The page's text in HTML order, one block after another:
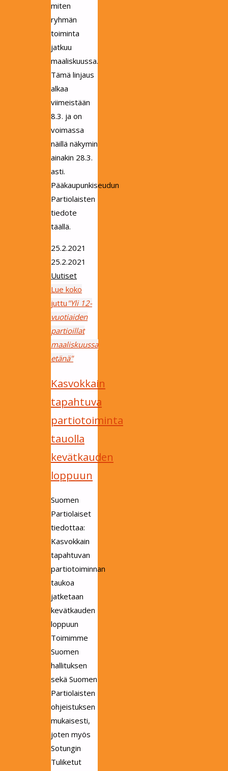
miten
ryhmän
toiminta
jatkuu
maaliskuussa.
Tämä linjaus
alkaa
viimeistään
8.3. ja on
voimassa
näillä näkymin
ainakin 28.3.
asti.
Pääkaupunkiseudun
Partiolaisten
tiedote
täällä.
25.2.2021
25.2.2021
Uutiset
Lue koko
juttu "Yli 12-
vuotiaiden
partioillat
maaliskuussa
etänä"
Kasvokkain
tapahtuva
partiotoiminta
tauolla
kevätkauden
loppuun
Suomen
Partiolaiset
tiedottaa:
Kasvokkain
tapahtuvan
partiotoiminnan
taukoa
jatketaan
kevätkauden
loppuun
Toimimme
Suomen
hallituksen
sekä Suomen
Partiolaisten
ohjeistuksen
mukaisesti,
joten myös
Sotungin
Tuliketut